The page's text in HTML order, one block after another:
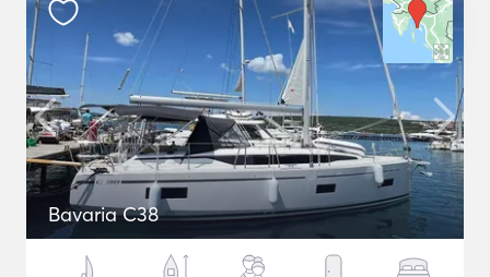
Bavaria C38